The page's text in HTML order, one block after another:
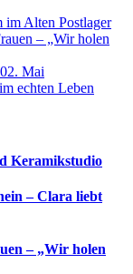
im Alten Postlager
– „Wir holen
Mai
echten Leben
Keramikstudio
– Clara liebt
– „Wir holen